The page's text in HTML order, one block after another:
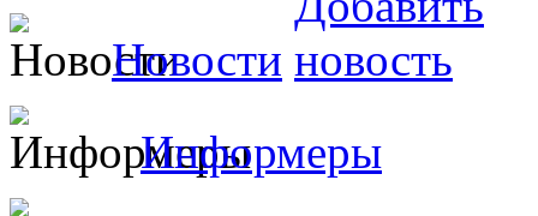
Новости
Информеры